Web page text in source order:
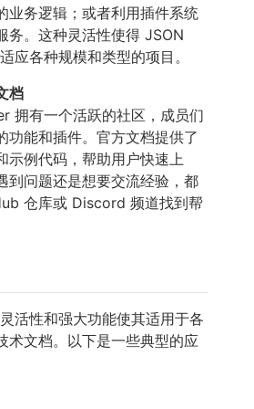
业务逻辑；或者利用插件系统
务。这种灵活性使得 JSON
应各种规模和类型的项目。
档
拥有一个活跃的社区，成员们
功能和插件。官方文档提供了
示例代码，帮助用户快速上
到问题还是想要交流经验，都
仓库或 Discord 频道找到帮
活性和强大功能使其适用于各
术文档。以下是一些典型的应